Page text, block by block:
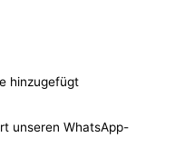
hinzugefügt
unseren WhatsApp-